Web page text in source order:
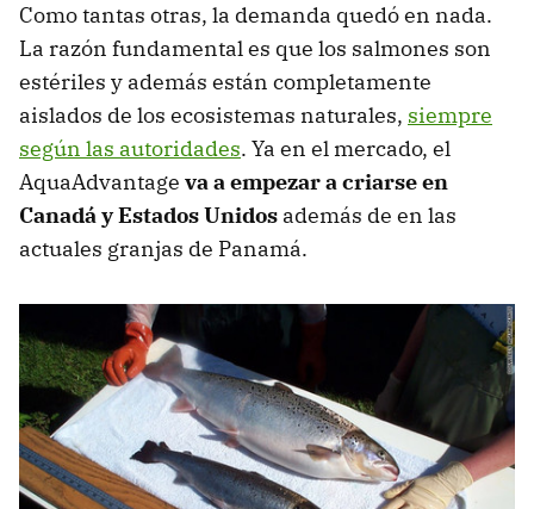
Como tantas otras, la demanda quedó en nada.
La razón fundamental es que los salmones son
estériles y además están completamente
aislados de los ecosistemas naturales, siempre
según las autoridades. Ya en el mercado, el
AquaAdvantage va a empezar a criarse en
Canadá y Estados Unidos además de en las
actuales granjas de Panamá.